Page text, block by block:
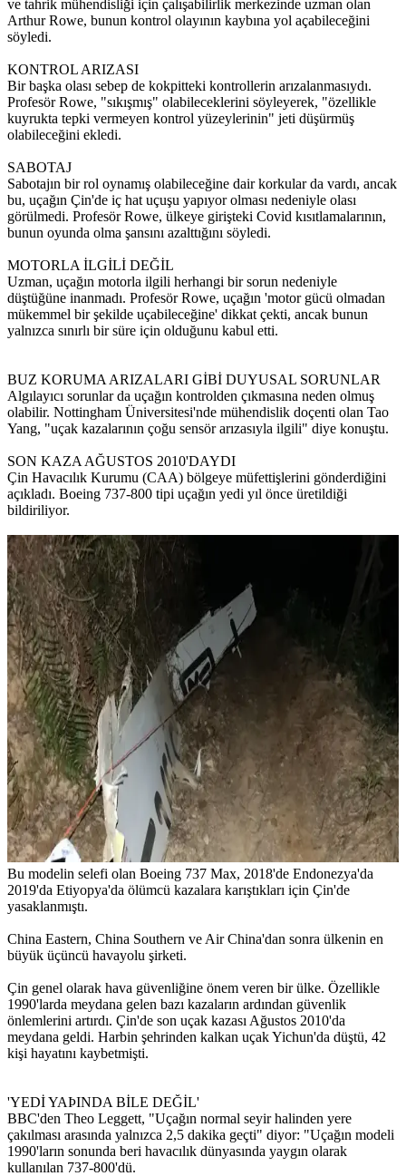
ve tahrik mühendisliği için çalışabilirlik merkezinde uzman olan
Arthur Rowe, bunun kontrol olayının kaybına yol açabileceğini
söyledi.
KONTROL ARIZASI
Bir başka olası sebep de kokpitteki kontrollerin arızalanmasıydı.
Profesör Rowe, "sıkışmış" olabileceklerini söyleyerek, "özellikle
kuyrukta tepki vermeyen kontrol yüzeylerinin" jeti düşürmüş
olabileceğini ekledi.
SABOTAJ
Sabotajın bir rol oynamış olabileceğine dair korkular da vardı, ancak
bu, uçağın Çin'de iç hat uçuşu yapıyor olması nedeniyle olası
görülmedi. Profesör Rowe, ülkeye girişteki Covid kısıtlamalarının,
bunun oyunda olma şansını azalttığını söyledi.
MOTORLA İLGİLİ DEĞİL
Uzman, uçağın motorla ilgili herhangi bir sorun nedeniyle
düştüğüne inanmadı. Profesör Rowe, uçağın 'motor gücü olmadan
mükemmel bir şekilde uçabileceğine' dikkat çekti, ancak bunun
yalnızca sınırlı bir süre için olduğunu kabul etti.
BUZ KORUMA ARIZALARI GİBİ DUYUSAL SORUNLAR
Algılayıcı sorunlar da uçağın kontrolden çıkmasına neden olmuş
olabilir. Nottingham Üniversitesi'nde mühendislik doçenti olan Tao
Yang, "uçak kazalarının çoğu sensör arızasıyla ilgili" diye konuştu.
SON KAZA AĞUSTOS 2010'DAYDI
Çin Havacılık Kurumu (CAA) bölgeye müfettişlerini gönderdiğini
açıkladı. Boeing 737-800 tipi uçağın yedi yıl önce üretildiği
bildiriliyor.
Bu modelin selefi olan Boeing 737 Max, 2018'de Endonezya'da
2019'da Etiyopya'da ölümcü kazalara karıştıkları için Çin'de
yasaklanmıştı.
China Eastern, China Southern ve Air China'dan sonra ülkenin en
büyük üçüncü havayolu şirketi.
Çin genel olarak hava güvenliğine önem veren bir ülke. Özellikle
1990'larda meydana gelen bazı kazaların ardından güvenlik
önlemlerini artırdı. Çin'de son uçak kazası Ağustos 2010'da
meydana geldi. Harbin şehrinden kalkan uçak Yichun'da düştü, 42
kişi hayatını kaybetmişti.
'YEDİ YAÞINDA BİLE DEĞİL'
BBC'den Theo Leggett, "Uçağın normal seyir halinden yere
çakılması arasında yalnızca 2,5 dakika geçti" diyor: "Uçağın modeli
1990'ların sonunda beri havacılık dünyasında yaygın olarak
kullanılan 737-800'dü.